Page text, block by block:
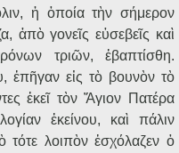
ἡ ὁποία τὴν σήμερον
ἀπὸ γονεῖς εὐσεβεῖς καὶ
τριῶν, ἐβαπτίσθη.
ἐπῆγαν εἰς τὸ βουνὸν τὸ
ἐκεῖ τὸν Ἅγιον Πατέρα
ἐκείνου, καὶ πάλιν
τότε λοιπὸν ἐσχόλαζεν ὁ